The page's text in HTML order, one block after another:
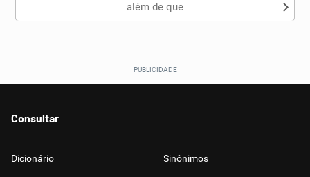
além de que
Consultar
Dicionário Sinônimos